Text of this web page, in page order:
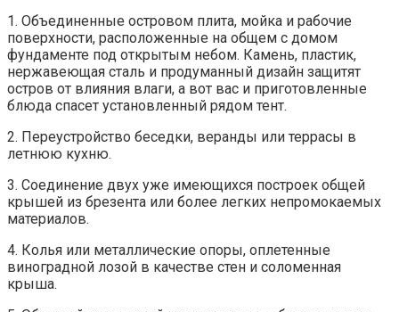
1. Объединенные островом плита, мойка и рабочие
поверхности, расположенные на общем с домом
фундаменте под открытым небом. Камень, пластик,
нержавеющая сталь и продуманный дизайн защитят
остров от влияния влаги, а вот вас и приготовленные
блюда спасет установленный рядом тент.
2. Переустройство беседки, веранды или террасы в
летнюю кухню.
3. Соединение двух уже имеющихся построек общей
крышей из брезента или более легких непромокаемых
материалов.
4. Колья или металлические опоры, оплетенные
виноградной лозой в качестве стен и соломенная
крыша.